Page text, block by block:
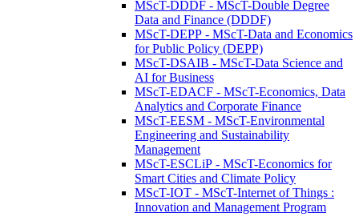
MScT-DDDF - MScT-Double Degree
Data and Finance (DDDF)
MScT-DEPP - MScT-Data and Economics
for Public Policy (DEPP)
MScT-DSAIB - MScT-Data Science and
AI for Business
MScT-EDACF - MScT-Economics, Data
Analytics and Corporate Finance
MScT-EESM - MScT-Environmental
Engineering and Sustainability
Management
MScT-ESCLiP - MScT-Economics for
Smart Cities and Climate Policy
MScT-IOT - MScT-Internet of Things :
Innovation and Management Program